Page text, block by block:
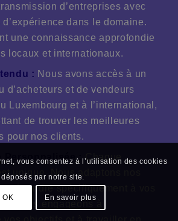
d’entreprises avec
dans le domaine.
une connaissance approfondie
locaux et internationaux.
: Nous avons accès à un
d’acheteurs et de vendeurs
Luxembourg et à l’international,
de trouver les meilleures
pour nos clients.
Personnalisée :Chaque
unique. Nous adaptons nos
répondre spécifiquement à vos
nous engageons à
vous consentez à l’utilisation des cookies
déposés par notre site.
OK En savoir plus